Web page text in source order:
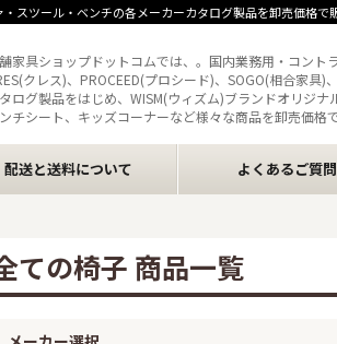
スツール・ベンチの各メーカーカタログ製品を卸売価格で
家具ショップドットコムでは、。国内業務用・コント
クレス)、PROCEED(プロシード)、SOGO(相合家具)
ログ製品をはじめ、WISM(ウィズム)ブランドオリジナ
チシート、キッズコーナーなど様々な商品を卸売価格
配送と送料について よくあるご質問
ての椅子 商品一覧